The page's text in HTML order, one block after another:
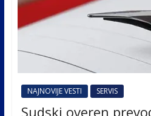
NAJNOVIJE VESTI SERVIS
Sudski overen